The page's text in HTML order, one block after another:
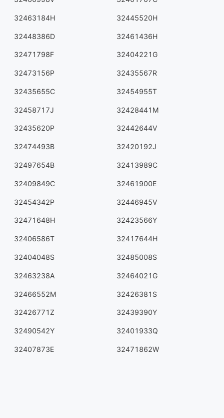
32463184H 32445520H
32448386D 32461436H
32471798F 32404221G
32473156P 32435567R
32435655C 32454955T
32458717J 32428441M
32435620P 32442644V
32474493B 32420192J
32497654B 32413989C
32409849C 32461900E
32454342P 32446945V
32471648H 32423566Y
32406586T 32417644H
32404048S 32485008S
32463238A 32464021G
32466552M 32426381S
32426771Z 32439390Y
32490542Y 32401933Q
32407873E 32471862W